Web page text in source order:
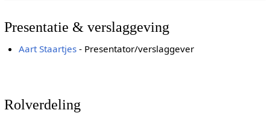
Presentatie & verslaggeving
Aart Staartjes - Presentator/verslaggever
Rolverdeling